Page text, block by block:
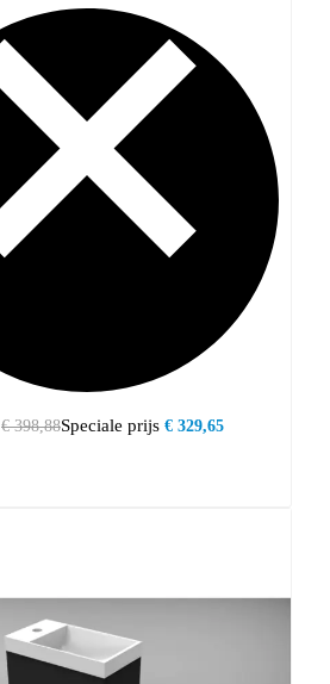
Speciale prijs € 329,65
€ 398,88